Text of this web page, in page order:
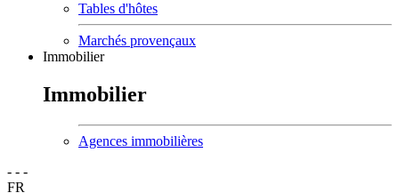
Tables d'hôtes
Marchés provençaux
Immobilier
Immobilier
Agences immobilières
- - -
FR